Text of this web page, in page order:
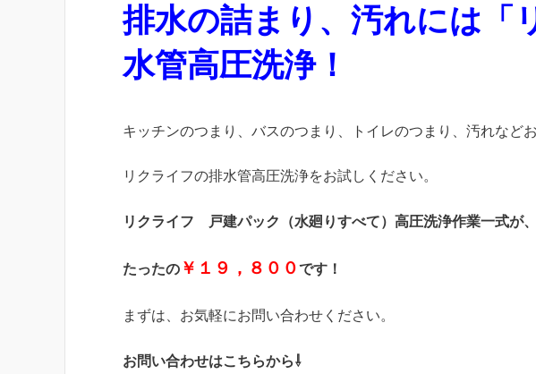
排水の詰まり、汚れには「
水管高圧洗浄！
キッチンのつまり、バスのつまり、トイレのつまり、汚れなど
リクライフの排水管高圧洗浄をお試しください。
リクライフ 戸建パック（水廻りすべて）高圧洗浄作業一式が、
たったの ￥１９，８００です！
まずは、お気軽にお問い合わせください。
お問い合わせはこちらから⇩